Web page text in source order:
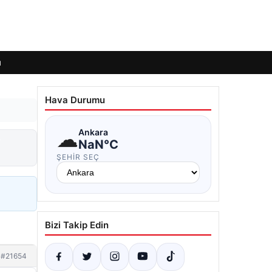
#21654
Hava Durumu
☁Ankara
NaN°C
ŞEHIR SEÇ
Bizi Takip Edin